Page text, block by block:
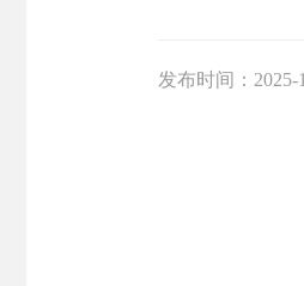
发布时间： 2025-